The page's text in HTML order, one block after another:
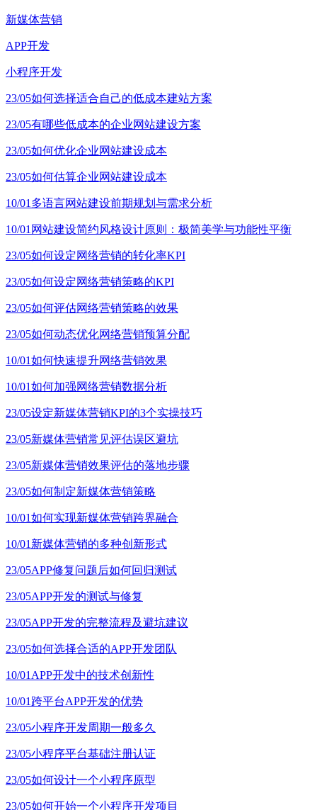
新媒体营销
APP开发
小程序开发
23/05如何选择适合自己的低成本建站方案
23/05有哪些低成本的企业网站建设方案
23/05如何优化企业网站建设成本
23/05如何估算企业网站建设成本
10/01 多语言网站建设前期规划与需求分析
10/01 网站建设简约风格设计原则：极简美学与功能性平衡
23/05如何设定网络营销的转化率KPI
23/05如何设定网络营销策略的KPI
23/05如何评估网络营销策略的效果
23/05如何动态优化网络营销预算分配
10/01如何快速提升网络营销效果
10/01如何加强网络营销数据分析
23/05设定新媒体营销KPI的3个实操技巧
23/05新媒体营销常见评估误区避坑
23/05新媒体营销效果评估的落地步骤
23/05如何制定新媒体营销策略
10/01如何实现新媒体营销跨界融合
10/01 新媒体营销的多种创新形式
23/05APP修复问题后如何回归测试
23/05APP开发的测试与修复
23/05APP开发的完整流程及避坑建议
23/05如何选择合适的APP开发团队
10/01 APP开发中的技术创新性
10/01 跨平台APP开发的优势
23/05小程序开发周期一般多久
23/05小程序平台基础注册认证
23/05如何设计一个小程序原型
23/05如何开始一个小程序开发项目